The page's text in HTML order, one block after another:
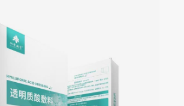
Topeng Spa Mata yang
Boleh Meningkatkan Rutin
Mata Harian Anda?